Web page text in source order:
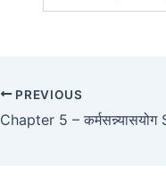
PREVIOUS
Chapter 5 –